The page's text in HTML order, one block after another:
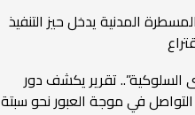
المدنية يدخل حيز التنفيذ
السلوكية”.. تقرير يكشف دور
في موجة العبور نحو سبتة